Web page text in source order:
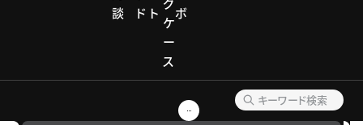
談
ド ト
ケ
ー
ス
ボ
対談
経営対